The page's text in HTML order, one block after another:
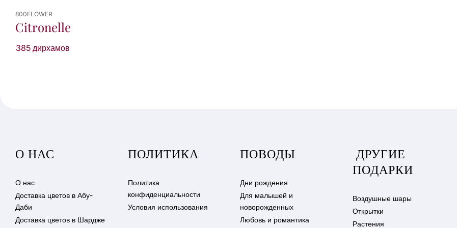
800FLOWER
Citronelle
385 дирхамов
О НАС
О нас
Доставка цветов в Абу-
Даби
Доставка цветов в Шардже
ПОЛИТИКА
Политика
конфиденциальности
Условия использования
ПОВОДЫ
Дни рождения
Для малышей и
новорожденных
Любовь и романтика
ДРУГИЕ
ПОДАРКИ
Воздушные шары
Открытки
Растения